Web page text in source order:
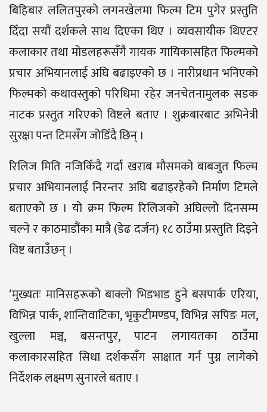
बिहिबार ललितपुरको लगनखेलमा फिल्म टिम पुगेर प्रस्तुति
दिँदा सयौं दर्शकले साथ दिएका थिए । व्यवसायीक थिएटर
कलाकार तथा मोडलहरूसँगै गायक गायिकासहित फिल्मको
प्रचार अभियानलाई अघि बढाइएको छ । नारीप्रधान भनिएको
फिल्मको कथावस्तुको परिधिमा रहेर जनचेतनामुलक सडक
नाटक प्रस्तुत गरिएको विष्टले बताए । शुक्रबारबाट अभिनेत्री
सुरक्षा पन्त टिमसँग जोडिँदै छिन् ।
रिलिज मिति नजिकिँदै गर्दा खराब मौसमको बाबजुत फिल्म
प्रचार अभियानलाई निरन्तर अघि बढाइरहेको निर्माण टिमले
बताएको छ । यो क्रम फिल्म रिलिजको अघिल्लो दिनसम्म
चल्ने र काठमाडौंका मात्रै (डेढ दर्जन) १८ ठाउँमा प्रस्तुति दिइने
विष्ट बताउँछन् ।
‘मुख्यतः मानिसहरूको बाक्लो भिडभाड हुने बसपार्क एरिया,
विभिन्न पार्क, शान्तिवाटिका, भृकुटीमण्डप, विभिन्न सपिङ मल,
खुल्ला मञ्च, बसन्तपुर, पाटन लगायतका ठाउँमा
कलाकारसहित सिधा दर्शकसँग साक्षात गर्न पुग्न लागेको
निर्देशक लक्ष्मण सुनारले बताए ।